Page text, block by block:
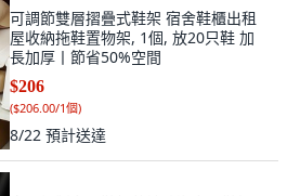
可調節雙層摺疊式鞋架 宿舍鞋櫃出租
屋收納拖鞋置物架, 1個, 放20只鞋 加
長加厚丨節省50%空間
$206
($206.00/1個)
8/22 預計送達